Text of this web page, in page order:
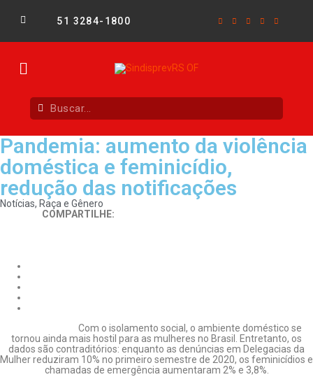
51 3284-1800
Pandemia: aumento da violência
doméstica e feminicídio,
redução das notificações
Notícias, Raça e Gênero
COMPARTILHE:
Com o isolamento social, o ambiente doméstico se
tornou ainda mais hostil para as mulheres no Brasil. Entretanto, os
dados são contraditórios: enquanto as denúncias em Delegacias da
Mulher reduziram 10% no primeiro semestre de 2020, os feminicídios e
chamadas de emergência aumentaram 2% e 3,8%.